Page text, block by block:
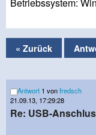
Betriebssystem:
« Zurück
Antwort 1 vonfredsch
21.09.13, 17:29:28
Re: USB-